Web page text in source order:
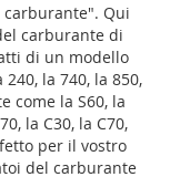
carburante". Qui
carburante di
di un modello
240, la 740, la 850,
come la S60, la
la C30, la C70,
per il vostro
del carburante